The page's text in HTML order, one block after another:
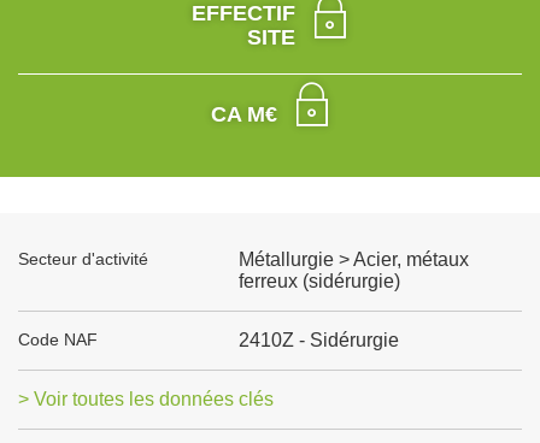
EFFECTIF
SITE
CA M€
Secteur d'activité
Métallurgie > Acier, métaux
ferreux (sidérurgie)
Code NAF 2410Z - Sidérurgie
> Voir toutes les données clés